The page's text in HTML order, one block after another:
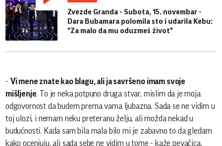
Zvezde Granda - Subota, 15. novembar -
Dara Bubamara polomila sto i udarila Kebu:
"Za malo da mu oduzmeš život"
- Vi mene znate kao blagu, ali ja savršeno imam svoje
mišljenje. To je neka potpuno druga stvar, mislim da je moja
odgovornost da budem prema vama ljubazna. Sada se ne vidim u
toj ulozi, i nemam neku preteranu želju, ali možda nekad u
budućnosti. Kada sam bila mala bilo mi je zabavno to da gledam
kako ocenjuju, ali sada sebe ne vidim u tome - kaže pevačica,